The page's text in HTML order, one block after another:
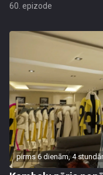
60. epizode
pirms 6 dienām, 4